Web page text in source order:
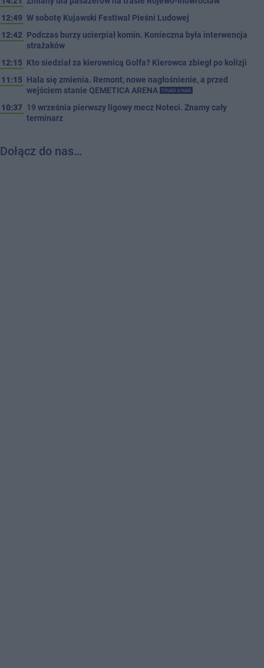
12:49 W sobotę Kujawski Festiwal Pieśni Ludowej
12:42 Podczas burzy ucierpiał komin. Konieczna była interwencja
strażaków
12:15 Kto siedział za kierownicą Golfa? Kierowca zbiegł po kolizji
11:15 Hala się zmienia. Remont, nowe nagłośnienie, a przed
wejściem stanie QEMETICA ARENA
TYLKO U NAS
10:37 19 września pierwszy ligowy mecz Noteci. Znamy cały
terminarz
Dołącz do nas…